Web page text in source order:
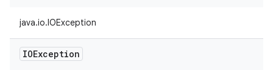
java.io.IOException
IOException